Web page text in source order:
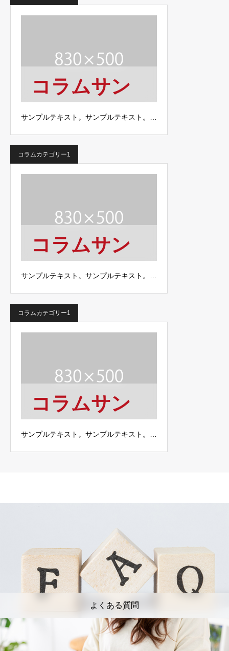
コラムサン
プル3
サンプルテキスト。サンプルテキスト。…
コラムカテゴリー1
コラムサン
プル2
サンプルテキスト。サンプルテキスト。…
コラムカテゴリー1
コラムサン
プル1
サンプルテキスト。サンプルテキスト。…
よくある質問